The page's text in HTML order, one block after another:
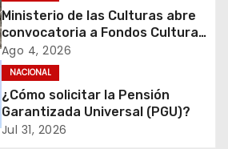
Ministerio de las Culturas abre
convocatoria a Fondos Cultura
2027 con foco en
transparencia, innovación y
acceso ciudadano
Ago 4, 2026
NACIONAL
¿Cómo solicitar la Pensión
Garantizada Universal (PGU)?
Jul 31, 2026